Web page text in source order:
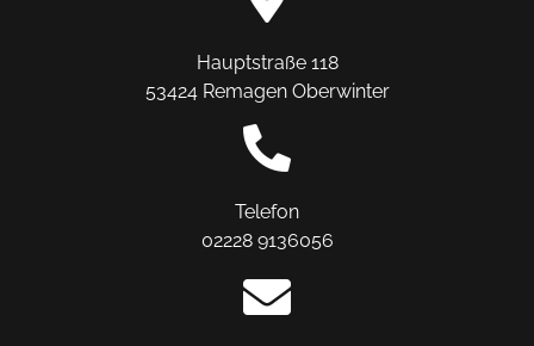
Hauptstraße 118
53424 Remagen Oberwinter
Telefon
02228 9136056